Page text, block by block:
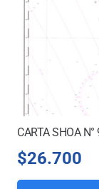
$26.700